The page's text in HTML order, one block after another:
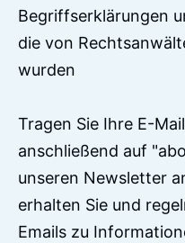
Begriffserklärungen
die von
wurden
Tragen Sie Ihre E-
anschließend auf
unseren Newsletter
erhalten Sie und
Emails zu